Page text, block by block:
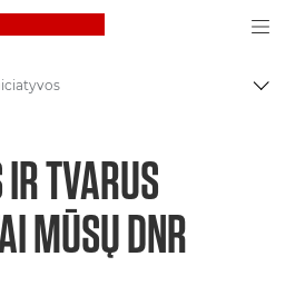
Canon Logo, back to
Darnus vystymasis ir iniciatyvos
TVARUS
MŪSŲ DNR